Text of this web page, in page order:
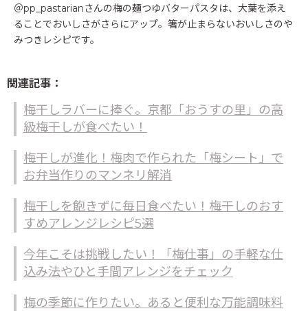
＠pp_pastarianさんの梅の麺つゆバターパスタは、大葉を添え
ることでおいしさがさらにアップ。箸が止まらないおいしさのや
みつきレシピです。
関連記事：
梅干しラバーに捧ぐ。京都「おうすの里」の高
級梅干しが食べたい！
梅干しが進化！梅肉で作られた「梅シート」で
お弁当作りのマンネリ解消
梅干しを飽きずに毎日食べたい！梅干しのおす
すめアレンジレシピ5選
今年こそは挑戦したい！「梅仕事」の手軽な仕
込み法やひと手間アレンジをチェック
梅の季節に作りたい。あると便利な万能調味料